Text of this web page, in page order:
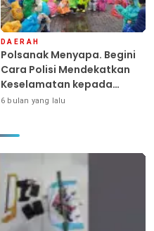
DAERAH
Polsanak Menyapa. Begini
Cara Polisi Mendekatkan
Keselamatan kepada
Generasi Sejak Usia Dini
6 bulan yang lalu